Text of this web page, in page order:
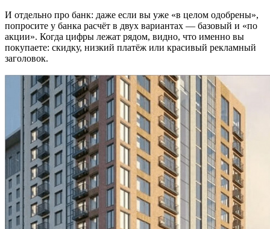
И отдельно про банк: даже если вы уже «в целом одобрены»,
попросите у банка расчёт в двух вариантах — базовый и «по
акции». Когда цифры лежат рядом, видно, что именно вы
покупаете: скидку, низкий платёж или красивый рекламный
заголовок.